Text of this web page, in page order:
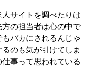
サイトを調べたりは
の担当者は心の中で
バカにされるんじゃ
のも気が引けてしま
事って思われている